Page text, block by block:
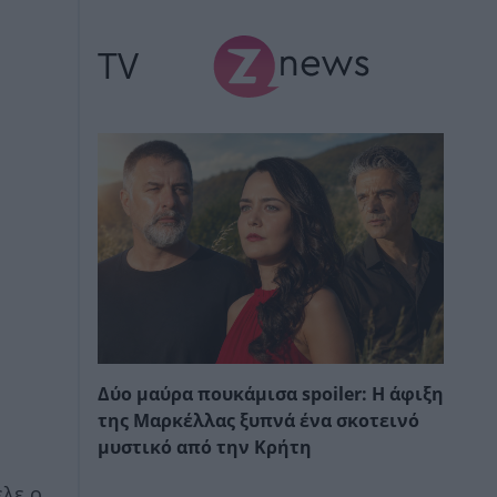
TV
Δύο μαύρα πουκάμισα spoiler: Η άφιξη
της Μαρκέλλας ξυπνά ένα σκοτεινό
μυστικό από την Κρήτη